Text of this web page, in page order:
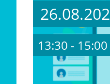
13:30 - 15:00